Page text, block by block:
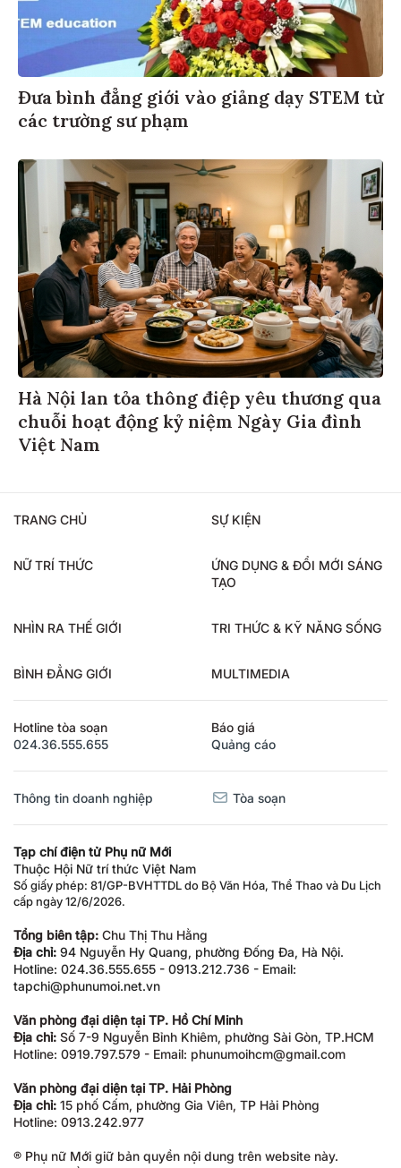
Đưa bình đẳng giới vào giảng dạy STEM từ
các trường sư phạm
Hà Nội lan tỏa thông điệp yêu thương qua
chuỗi hoạt động kỷ niệm Ngày Gia đình
Việt Nam
TRANG CHỦ SỰ KIỆN
NỮ TRÍ THỨC
ỨNG DỤNG & ĐỔI MỚI SÁNG
TẠO
NHÌN RA THẾ GIỚI TRI THỨC & KỸ NĂNG SỐNG
BÌNH ĐẲNG GIỚI MULTIMEDIA
Hotline tòa soạn
024.36.555.655
Báo giá
Quảng cáo
Thông tin doanh nghiệp Tòa soạn
Tạp chí điện tử Phụ nữ Mới
Thuộc Hội Nữ trí thức Việt Nam
Số giấy phép: 81/GP-BVHTTDL do Bộ Văn Hóa, Thể Thao và Du Lịch
cấp ngày 12/6/2026.
Tổng biên tập: Chu Thị Thu Hằng
Địa chỉ: 94 Nguyễn Hy Quang, phường Đống Đa, Hà Nội.
Hotline: 024.36.555.655 - 0913.212.736 - Email:
tapchi@phunumoi.net.vn
Văn phòng đại diện tại TP. Hồ Chí Minh
Địa chỉ: Số 7-9 Nguyễn Bỉnh Khiêm, phường Sài Gòn, TP.HCM
Hotline: 0919.797.579 - Email: phunumoihcm@gmail.com
Văn phòng đại diện tại TP. Hải Phòng
Địa chỉ: 15 phố Cấm, phường Gia Viên, TP Hải Phòng
Hotline: 0913.242.977
® Phụ nữ Mới giữ bản quyền nội dung trên website này.